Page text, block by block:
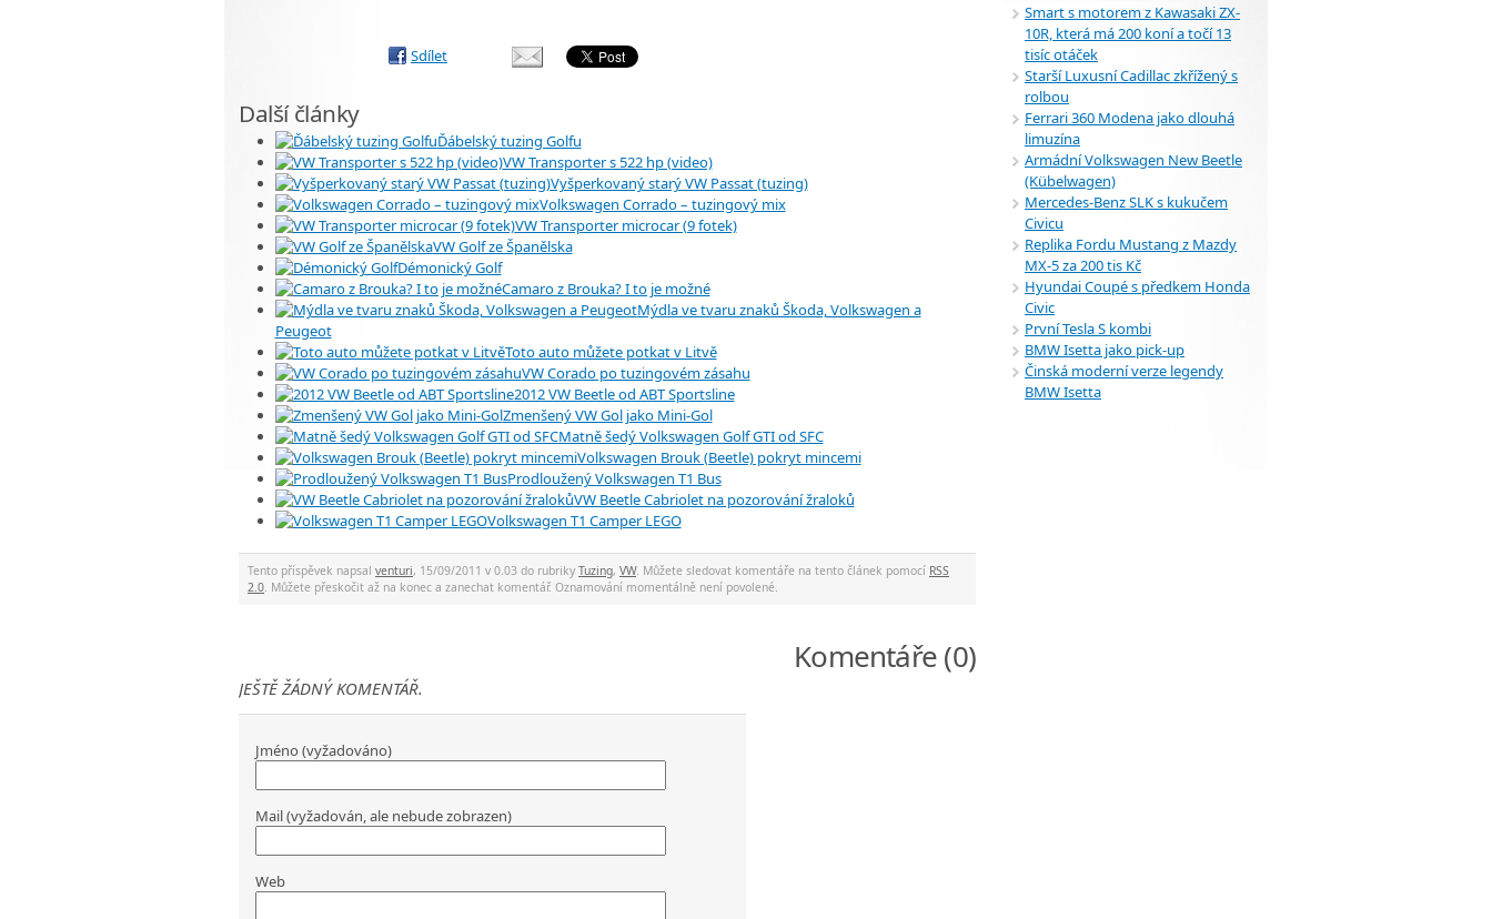
Sdílet
Další články
Ďábelský tuzing Golfu
VW Transporter s 522 hp (video)
Vyšperkovaný starý VW Passat (tuzing)
Volkswagen Corrado – tuzingový mix
VW Transporter microcar (9 fotek)
VW Golf ze Španělska
Démonický Golf
Camaro z Brouka? I to je možné
Mýdla ve tvaru znaků Škoda, Volkswagen a
Peugeot
Toto auto můžete potkat v Litvě
VW Corado po tuzingovém zásahu
2012 VW Beetle od ABT Sportsline
Zmenšený VW Gol jako Mini-Gol
Matně šedý Volkswagen Golf GTI od SFC
Volkswagen Brouk (Beetle) pokryt mincemi
Prodloužený Volkswagen T1 Bus
VW Beetle Cabriolet na pozorování žraloků
Volkswagen T1 Camper LEGO
Tento příspěvek napsal venturi, 15/09/2011 v 0.03 do rubriky Tuzing, VW. Můžete sledovat komentáře na tento článek pomocí RSS
2.0. Můžete přeskočit až na konec a zanechat komentář. Oznamování momentálně není povolené.
Komentáře (0)
JEŠTĚ ŽÁDNÝ KOMENTÁŘ.
Jméno (vyžadováno)
Mail (vyžadován, ale nebude zobrazen)
Web
Smart s motorem z Kawasaki ZX-
10R, která má 200 koní a točí 13
tisíc otáček
Starší Luxusní Cadillac zkřížený s
rolbou
Ferrari 360 Modena jako dlouhá
limuzína
Armádní Volkswagen New Beetle
(Kübelwagen)
Mercedes-Benz SLK s kukučem
Civicu
Replika Fordu Mustang z Mazdy
MX-5 za 200 tis Kč
Hyundai Coupé s předkem Honda
Civic
První Tesla S kombi
BMW Isetta jako pick-up
Činská moderní verze legendy
BMW Isetta